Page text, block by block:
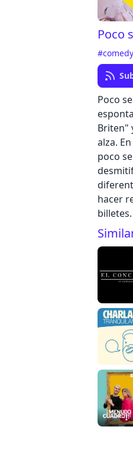
Poco
Poco
Briten"
alza.
poco
hacer
billetes.